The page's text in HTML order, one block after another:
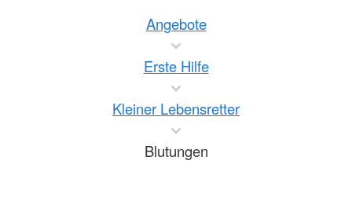
Angebote
Erste Hilfe
Kleiner Lebensretter
Blutungen